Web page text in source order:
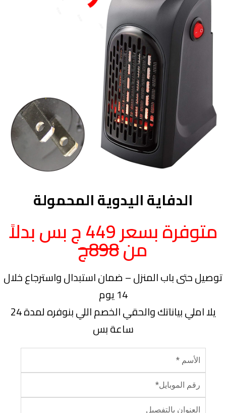
الدفاية اليدوية المحمولة
متوفرة بسعر 449 ج بس بدلاً
من898ج
توصيل حتى باب المنزل – ضمان استبدال واسترجاع خلال
14 يوم
يلا املي بياناتك والحقي الخصم اللي بنوفره لمدة 24
ساعة بس